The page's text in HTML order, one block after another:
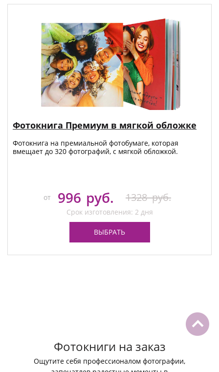
Фотокнига Премиум в мягкой обложке
Фотокнига на премиальной фотобумаге, которая
вмещает до 320 фотографий, с мягкой обложкой.
от 996 руб. 1328 руб.
Срок изготовления: 2 дня
ВЫБРАТЬ
Фотокниги на заказ
Ощутите себя профессионалом фотографии,